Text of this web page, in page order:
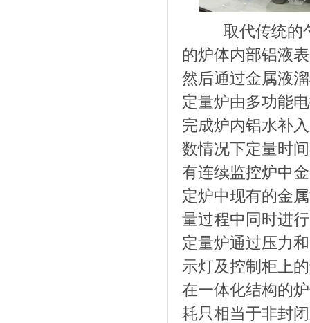
取代传统的
的炉体内部铝液
然后通过金属液
定量炉由多功能
完成炉内铝水补
数情况下定量时
有连续监控炉中
定炉中现有的金
量过程中同时进
定量炉通过压力
示灯及控制柜上
在一体化结构的
耗只相当于非封